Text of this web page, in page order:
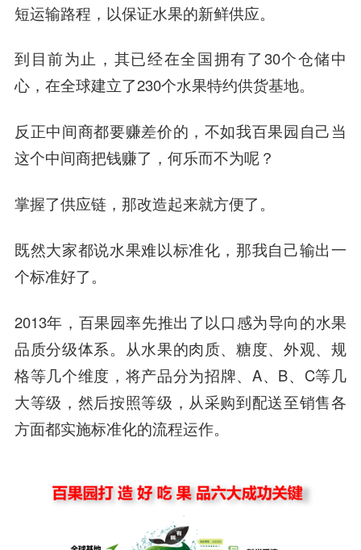
短运输路程，以保证水果的新鲜供应。
到目前为止，其已经在全国拥有了30个仓储中
心，在全球建立了230个水果特约供货基地。
反正中间商都要赚差价的，不如我百果园自己当
这个中间商把钱赚了，何乐而不为呢？
掌握了供应链，那改造起来就方便了。
既然大家都说水果难以标准化，那我自己输出一
个标准好了。
2013年，百果园率先推出了以口感为导向的水果
品质分级体系。从水果的肉质、糖度、外观、规
格等几个维度，将产品分为招牌、A、B、C等几
大等级，然后按照等级，从采购到配送至销售各
方面都实施标准化的流程运作。